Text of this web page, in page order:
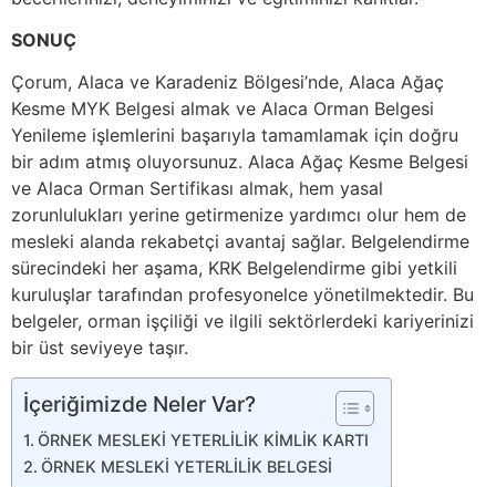
SONUÇ
Çorum, Alaca ve Karadeniz Bölgesi’nde, Alaca Ağaç
Kesme MYK Belgesi almak ve Alaca Orman Belgesi
Yenileme işlemlerini başarıyla tamamlamak için doğru
bir adım atmış oluyorsunuz. Alaca Ağaç Kesme Belgesi
ve Alaca Orman Sertifikası almak, hem yasal
zorunlulukları yerine getirmenize yardımcı olur hem de
mesleki alanda rekabetçi avantaj sağlar. Belgelendirme
sürecindeki her aşama, KRK Belgelendirme gibi yetkili
kuruluşlar tarafından profesyonelce yönetilmektedir. Bu
belgeler, orman işçiliği ve ilgili sektörlerdeki kariyerinizi
bir üst seviyeye taşır.
İçeriğimizde Neler Var?
ÖRNEK MESLEKİ YETERLİLİK KİMLİK KARTI
ÖRNEK MESLEKİ YETERLİLİK BELGESİ